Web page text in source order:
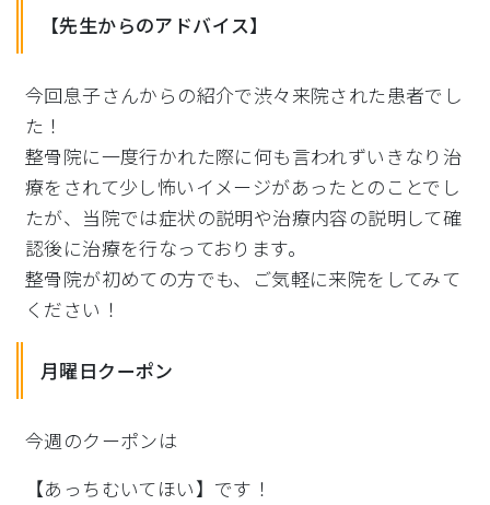
【先生からのアドバイス】
今回息子さんからの紹介で渋々来院された患者でし
た！
整骨院に一度行かれた際に何も言われずいきなり治
療をされて少し怖いイメージがあったとのことでし
たが、当院では症状の説明や治療内容の説明して確
認後に治療を行なっております。
整骨院が初めての方でも、ご気軽に来院をしてみて
ください！
月曜日クーポン
今週のクーポンは
【あっちむいてほい】です！